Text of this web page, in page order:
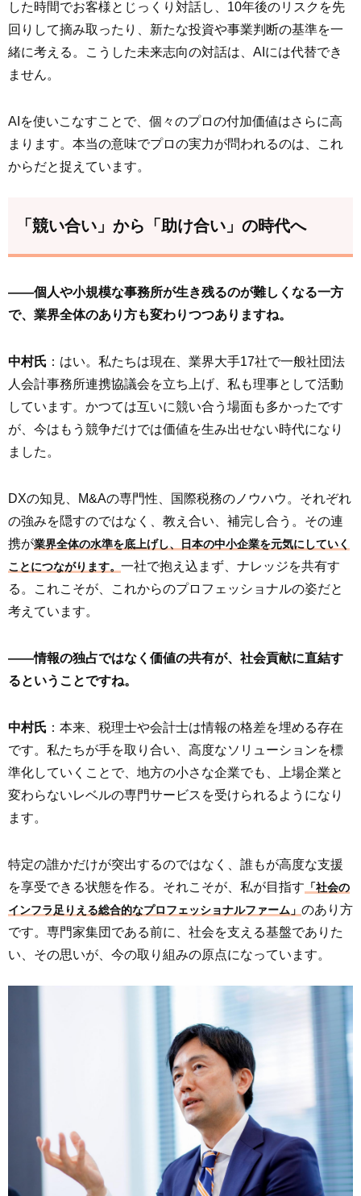
した時間でお客様とじっくり対話し、10年後のリスクを先
回りして摘み取ったり、新たな投資や事業判断の基準を一
緒に考える。こうした未来志向の対話は、AIには代替でき
ません。
AIを使いこなすことで、個々のプロの付加価値はさらに高
まります。本当の意味でプロの実力が問われるのは、これ
からだと捉えています。
「競い合い」から「助け合い」の時代へ
――個人や小規模な事務所が生き残るのが難しくなる一方
で、業界全体のあり方も変わりつつありますね。
中村氏 ：はい。私たちは現在、業界大手17社で一般社団法
人会計事務所連携協議会を立ち上げ、私も理事として活動
しています。かつては互いに競い合う場面も多かったです
が、今はもう競争だけでは価値を生み出せない時代になり
ました。
DXの知見、M&Aの専門性、国際税務のノウハウ。それぞれ
の強みを隠すのではなく、教え合い、補完し合う。その連
携が業界全体の水準を底上げし、日本の中小企業を元気にしていく
ことにつながります。 一社で抱え込まず、ナレッジを共有す
る。これこそが、これからのプロフェッショナルの姿だと
考えています。
――情報の独占ではなく価値の共有が、社会貢献に直結す
るということですね。
中村氏 ：本来、税理士や会計士は情報の格差を埋める存在
です。私たちが手を取り合い、高度なソリューションを標
準化していくことで、地方の小さな企業でも、上場企業と
変わらないレベルの専門サービスを受けられるようになり
ます。
特定の誰かだけが突出するのではなく、誰もが高度な支援
を享受できる状態を作る。それこそが、私が目指す 「社会の
インフラ足りえる総合的なプロフェッショナルファーム」 のあり方
です。専門家集団である前に、社会を支える基盤でありた
い、その思いが、今の取り組みの原点になっています。